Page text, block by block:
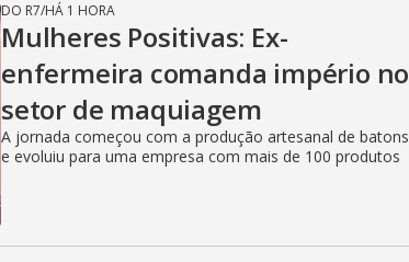
DO R7/HÁ 1 HORA
Mulheres Positivas: Ex-
enfermeira comanda império no
setor de maquiagem
A jornada começou com a produção artesanal de batons
e evoluiu para uma empresa com mais de 100 produtos